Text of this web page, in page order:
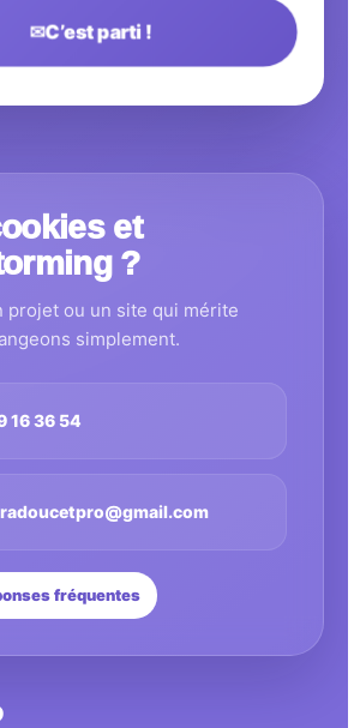
✉C’est parti !
et
?
projet ou un site qui mérite
simplement.
16 36 54
fréquentes